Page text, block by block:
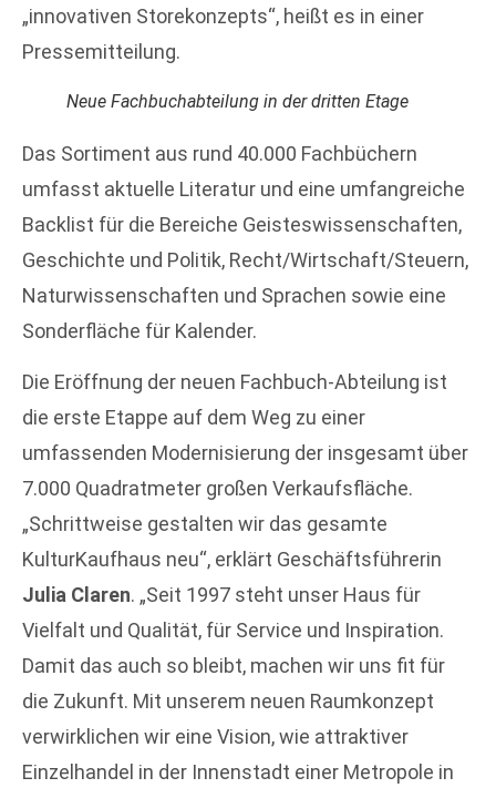
„innovativen Storekonzepts“, heißt es in einer
Pressemitteilung.
Neue Fachbuchabteilung in der dritten Etage
Das Sortiment aus rund 40.000 Fachbüchern
umfasst aktuelle Literatur und eine umfangreiche
Backlist für die Bereiche Geisteswissenschaften,
Geschichte und Politik, Recht/Wirtschaft/Steuern,
Naturwissenschaften und Sprachen sowie eine
Sonderfläche für Kalender.
Die Eröffnung der neuen Fachbuch-Abteilung ist
die erste Etappe auf dem Weg zu einer
umfassenden Modernisierung der insgesamt über
7.000 Quadratmeter großen Verkaufsfläche.
„Schrittweise gestalten wir das gesamte
KulturKaufhaus neu“, erklärt Geschäftsführerin
Julia Claren. „Seit 1997 steht unser Haus für
Vielfalt und Qualität, für Service und Inspiration.
Damit das auch so bleibt, machen wir uns fit für
die Zukunft. Mit unserem neuen Raumkonzept
verwirklichen wir eine Vision, wie attraktiver
Einzelhandel in der Innenstadt einer Metropole in